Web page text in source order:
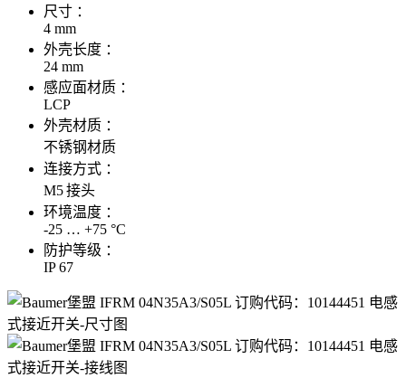
尺寸 ：
4 mm
外壳长度 ：
24 mm
感应面材质 ：
LCP
外壳材质 ：
不锈钢材质
连接方式 ：
M5 接头
环境温度 ：
-25 … +75 °C
防护等级 ：
IP 67